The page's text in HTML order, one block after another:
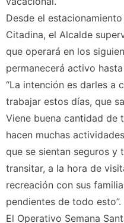
Desde el
Citadina, el Alcalde
que operará en los
permanecerá activo
“La intención es darles a
trabajar estos días, que
Viene buena cantidad de
hacen muchas
que se sientan seguros y
transitar, a la hora de
recreación con sus
pendientes de todo esto”.
El Operativo Semana